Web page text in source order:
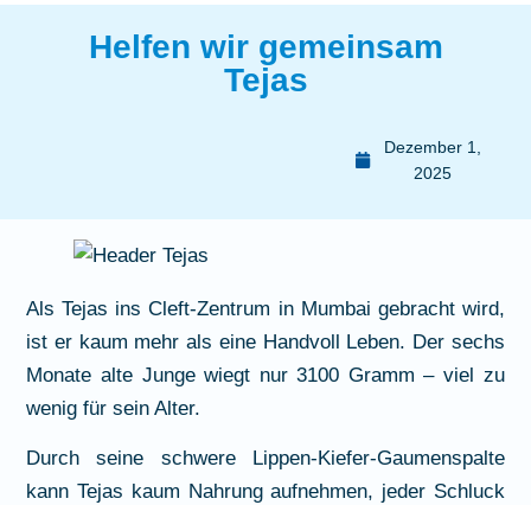
Helfen wir gemeinsam
Tejas
Dezember 1,
2025
Als Tejas ins Cleft-Zentrum in Mumbai gebracht wird,
ist er kaum mehr als eine Handvoll Leben. Der sechs
Monate alte Junge wiegt nur 3100 Gramm – viel zu
wenig für sein Alter.
Durch seine schwere Lippen-Kiefer-Gaumenspalte
kann Tejas kaum Nahrung aufnehmen, jeder Schluck